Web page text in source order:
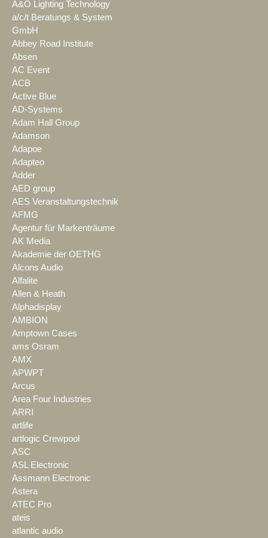
A&O Lighting Technology
a/c/t Beratungs & System
GmbH
Abbey Road Institute
Absen
AC Event
ACB
Active Blue
AD-Systems
Adam Hall Group
Adamson
Adapoe
Adapteo
Adder
AED group
AES Veranstaltungstechnik
AFMG
Agentur für Markenträume
AK Media
Akademie der OETHG
Alcons Audio
Alfalite
Allen & Heath
Alphadisplay
AMBION
Amptown Cases
ams Osram
AMX
APWPT
Arcus
Area Four Industries
ARRI
artlife
artlogic Crewpool
ASC
ASL Electronic
Assmann Electronic
Astera
ATEC Pro
ateis
atlantic audio